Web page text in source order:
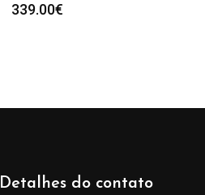
339.00€
Detalhes do contato